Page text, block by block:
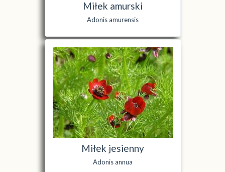
Miłek amurski
Adonis amurensis
Miłek jesienny
Adonis annua